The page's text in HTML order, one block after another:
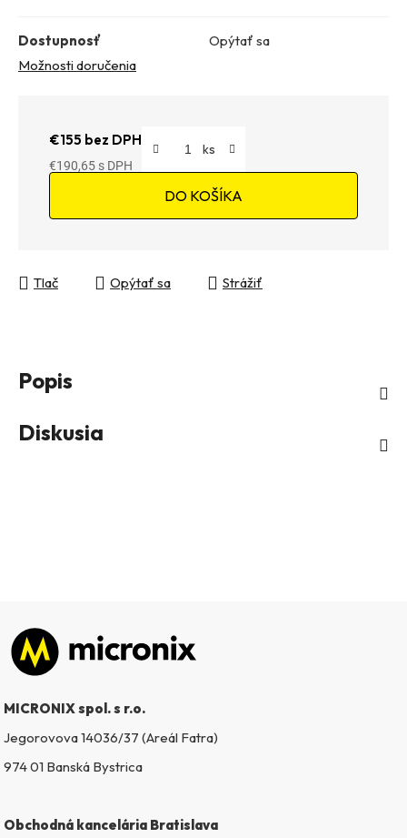
Dostupnosť
Opýtať sa
Možnosti doručenia
€155 bez DPH
€190,65
DO KOŠÍKA
Tlač Opýtať sa Strážiť
Popis
Diskusia
Zápätie
MICRONIX spol. s r.o.
Jegorovova 14036/37 (Areál Fatra)
974 01 Banská Bystrica
Obchodná kancelária Bratislava